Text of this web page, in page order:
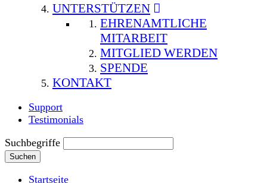
UNTERSTÜTZEN
EHRENAMTLICHE
MITARBEIT
MITGLIED WERDEN
SPENDE
KONTAKT
Support
Testimonials
Suchbegriffe
Suchen
Startseite